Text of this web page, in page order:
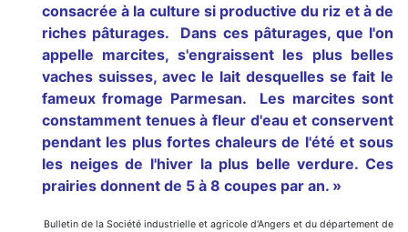
consacrée à la culture si productive du riz et à de
riches pâturages. Dans ces pâturages, que l'on
appelle marcites, s'engraissent les plus belles
vaches suisses, avec le lait desquelles se fait le
fameux fromage Parmesan. Les marcites sont
constamment tenues à fleur d'eau et conservent
pendant les plus fortes chaleurs de l'été et sous
les neiges de l'hiver la plus belle verdure. Ces
prairies donnent de 5 à 8 coupes par an. »
Bulletin de la Société industrielle et agricole d'Angers et du département de